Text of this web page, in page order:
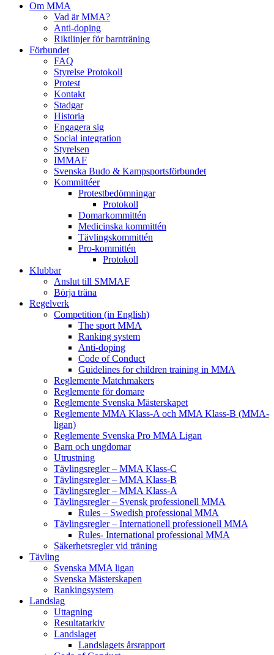
Om MMA
Vad är MMA?
Anti-doping
Riktlinjer för barnträning
Förbundet
FAQ
Styrelse Protokoll
Protest
Kontakt
Stadgar
Historia
Engagera sig
Social integration
Styrelsen
IMMAF
Svenska Budo & Kampsportsförbundet
Kommittéer
Protestbedömningar
Protokoll
Domarkommittén
Medicinska kommittén
Tävlingskommittén
Pro-kommittén
Protokoll
Klubbar
Anslut till SMMAF
Börja träna
Regelverk
Competition (in English)
The sport MMA
Ranking system
Anti-doping
Code of Conduct
Guidelines for children training in MMA
Reglemente Matchmakers
Reglemente för domare
Reglemente Svenska Mästerskapet
Reglemente MMA Klass-A och MMA Klass-B (MMA-
ligan)
Reglemente Svenska Pro MMA Ligan
Barn och ungdomar
Utrustning
Tävlingsregler – MMA Klass-C
Tävlingsregler – MMA Klass-B
Tävlingsregler – MMA Klass-A
Tävlingsregler – Svensk professionell MMA
Rules – Swedish professional MMA
Tävlingsregler – Internationell professionell MMA
Rules- International professional MMA
Säkerhetsregler vid träning
Tävling
Svenska MMA ligan
Svenska Mästerskapen
Rankingsystem
Landslag
Uttagning
Resultatarkiv
Landslaget
Landslagets årsrapport